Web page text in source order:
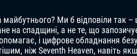
Ми б відповіли так –
на спадщині, а не те, що
і цифрове обладнання
ніж Seventh Heaven, навіть